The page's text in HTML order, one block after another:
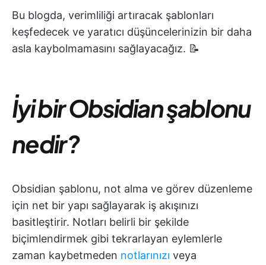
Bu blogda, verimliliği artıracak şablonları
keşfedecek ve yaratıcı düşüncelerinizin bir daha
asla kaybolmamasını sağlayacağız. 📝
İyi bir Obsidian şablonu
nedir?
Obsidian şablonu, not alma ve görev düzenleme
için net bir yapı sağlayarak iş akışınızı
basitleştirir. Notları belirli bir şekilde
biçimlendirmek gibi tekrarlayan eylemlerle
zaman kaybetmeden notlarınızı veya